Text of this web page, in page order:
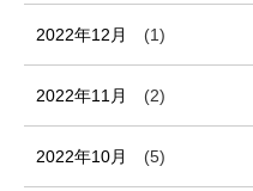
2022年12月 (1)
2022年11月 (2)
2022年10月 (5)